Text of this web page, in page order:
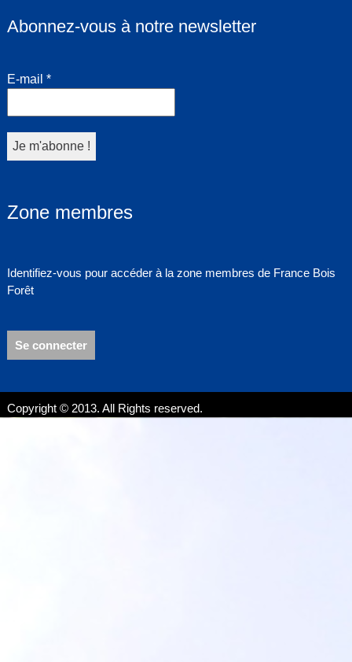
Abonnez-vous à notre newsletter
E-mail *
Zone membres
Identifiez-vous pour accéder à la zone membres de France Bois
Forêt
Se connecter
Copyright © 2013. All Rights reserved.